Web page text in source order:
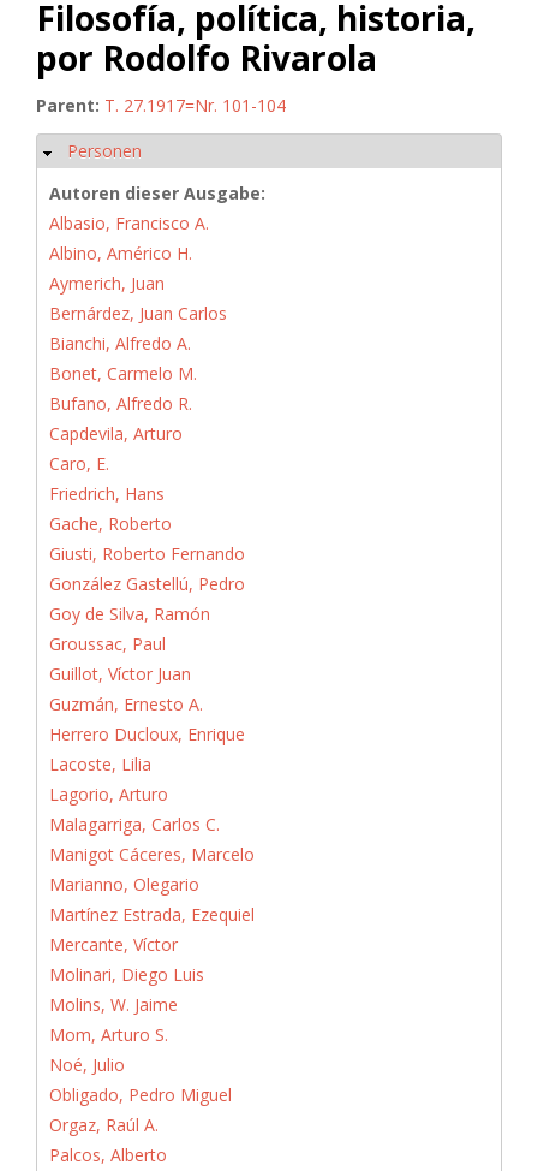
Filosofía, política, historia,
por Rodolfo Rivarola
Parent: T. 27.1917=Nr. 101-104
Hide
Personen
Autoren dieser Ausgabe:
Albasio, Francisco A.
Albino, Américo H.
Aymerich, Juan
Bernárdez, Juan Carlos
Bianchi, Alfredo A.
Bonet, Carmelo M.
Bufano, Alfredo R.
Capdevila, Arturo
Caro, E.
Friedrich, Hans
Gache, Roberto
Giusti, Roberto Fernando
González Gastellú, Pedro
Goy de Silva, Ramón
Groussac, Paul
Guillot, Víctor Juan
Guzmán, Ernesto A.
Herrero Ducloux, Enrique
Lacoste, Lilia
Lagorio, Arturo
Malagarriga, Carlos C.
Manigot Cáceres, Marcelo
Marianno, Olegario
Martínez Estrada, Ezequiel
Mercante, Víctor
Molinari, Diego Luis
Molins, W. Jaime
Mom, Arturo S.
Noé, Julio
Obligado, Pedro Miguel
Orgaz, Raúl A.
Palcos, Alberto